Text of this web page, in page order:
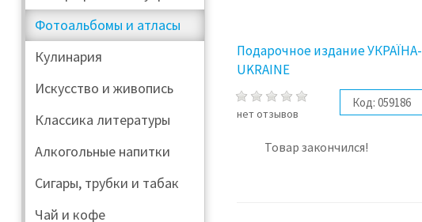
Фотоальбомы и атласы
Кулинария
Искусство и живопись
Классика литературы
Алкогольные напитки
Сигары, трубки и табак
Чай и кофе
Подарочное издание УКРАЇНА-
UKRAINE
нет отзывов
Код: 059186
Товар закончился!